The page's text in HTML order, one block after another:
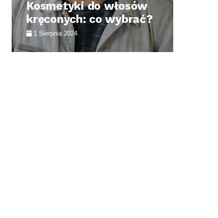
Kosmetyki do włosów
kręconych: co wybrać?
1 Sierpnia 2024